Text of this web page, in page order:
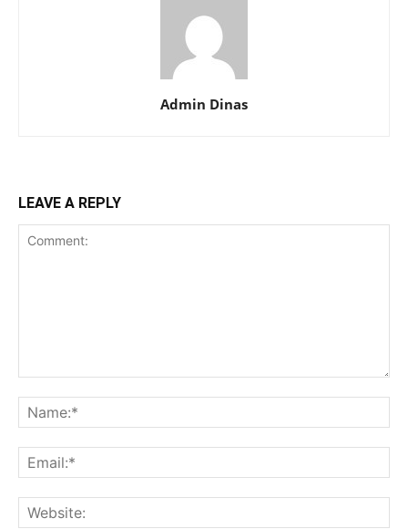
Admin Dinas
LEAVE A REPLY